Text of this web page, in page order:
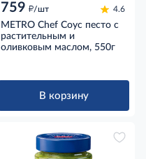
759 д/шт 4.6
METRO Chef Соус песто с
растительным и
оливковым маслом, 550г
В корзину